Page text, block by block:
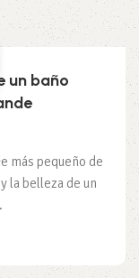
un baño
más pequeño de
la belleza de un